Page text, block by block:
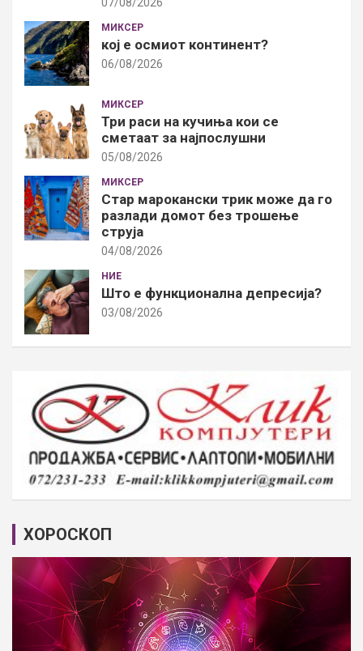
МИКСЕР
кој е осмиот континент?
06/08/2026
МИКСЕР
Три раси на кучиња кои се
сметаат за најпослушни
05/08/2026
МИКСЕР
Стар марокански трик може да го
разлади домот без трошење
струја
04/08/2026
НИЕ
Што е функционална депресија?
03/08/2026
ХОРОСКОП